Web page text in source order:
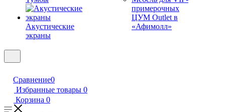
Акустические
экраны
примерочных
ЦУМ Outlet в
«Афимолл»
Сравнение0
Избранные товары 0
Корзина 0